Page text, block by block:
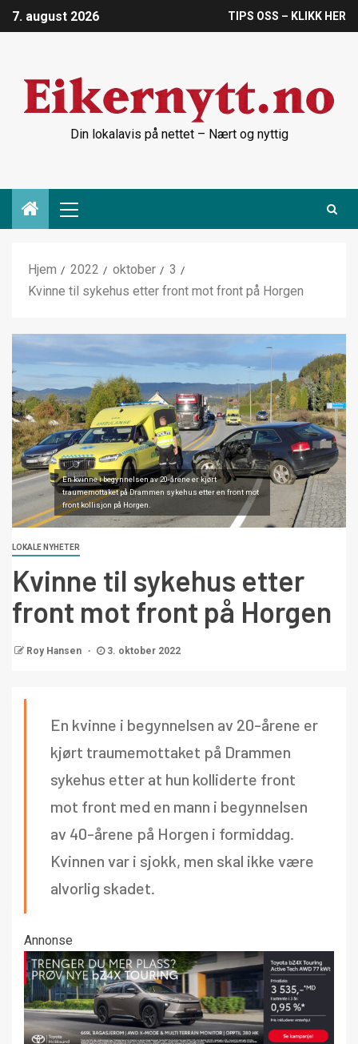
7. august 2026 TIPS OSS – KLIKK HER
Din lokalavis på nettet – Nært og nyttig
Hjem 2022 oktober
3
Kvinne til sykehus etter front mot front på Horgen
En kvinne i begynnelsen av 20-årene er kjørt
traumemottaket på Drammen sykehus etter en front mot
front kollisjon på Horgen.
LOKALE NYHETER
Kvinne til sykehus etter
front mot front på Horgen
Roy Hansen 3. oktober 2022
En kvinne i begynnelsen av 20-årene er
kjørt traumemottaket på Drammen
sykehus etter at hun kolliderte front
mot front med en mann i begynnelsen
av 40-årene på Horgen i formiddag.
Kvinnen var i sjokk, men skal ikke være
alvorlig skadet.
Annonse